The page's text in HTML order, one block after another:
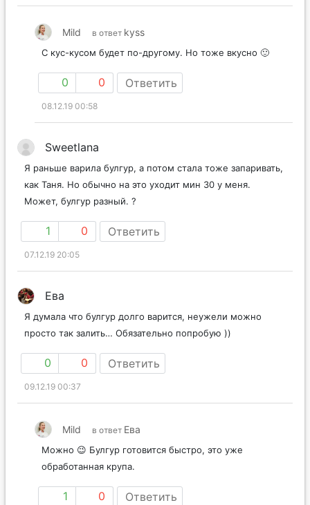
Mild в ответ kyss
С кус-кусом будет по-другому. Но тоже вкусно 🙂
0 0 Ответить
08.12.19 00:58
Sweetlana
Я раньше варила булгур, а потом стала тоже запаривать,
как Таня. Но обычно на это уходит мин 30 у меня.
Может, булгур разный. ?
1 0 Ответить
07.12.19 20:05
Ева
Я думала что булгур долго варится, неужели можно
просто так залить… Обязательно попробую ))
0 0 Ответить
09.12.19 00:37
Mild в ответ Ева
Можно 😉 Булгур готовится быстро, это уже
обработанная крупа.
1 0 Ответить